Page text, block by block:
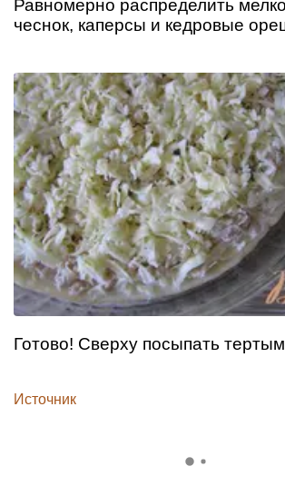
Равномерно распределить
чеснок, каперсы и кедровые
Готово! Сверху посыпать
Источник